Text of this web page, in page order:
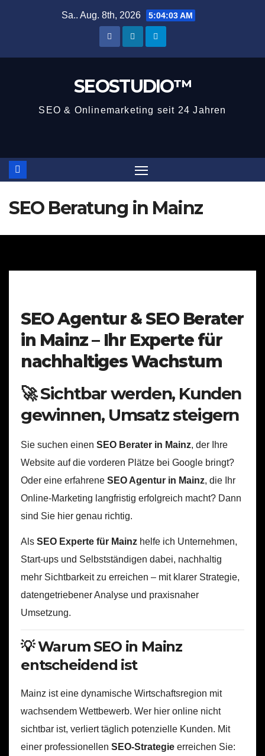
Sa.. Aug. 8th, 2026 5:04:03 AM
SEOSTUDIO™
SEO & Onlinemarketing seit 24 Jahren
SEO Beratung in Mainz
SEO Agentur & SEO Berater
in Mainz – Ihr Experte für
nachhaltiges Wachstum
🚀 Sichtbar werden, Kunden
gewinnen, Umsatz steigern
Sie suchen einen SEO Berater in Mainz, der Ihre
Website auf die vorderen Plätze bei Google bringt?
Oder eine erfahrene SEO Agentur in Mainz, die Ihr
Online-Marketing langfristig erfolgreich macht? Dann
sind Sie hier genau richtig.
Als SEO Experte für Mainz helfe ich Unternehmen,
Start-ups und Selbstständigen dabei, nachhaltig
mehr Sichtbarkeit zu erreichen – mit klarer Strategie,
datengetriebener Analyse und praxisnaher
Umsetzung.
💡 Warum SEO in Mainz
entscheidend ist
Mainz ist eine dynamische Wirtschaftsregion mit
wachsendem Wettbewerb. Wer hier online nicht
sichtbar ist, verliert täglich potenzielle Kunden. Mit
einer professionellen SEO-Strategie erreichen Sie: